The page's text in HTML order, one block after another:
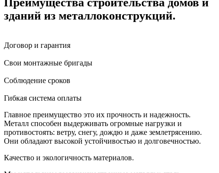
зданий из металлоконструкций.
Договор и гарантия
Свои монтажные бригады
Соблюдение сроков
Гибкая система оплаты
Главное преимущество это их прочность и надежность.
Металл способен выдерживать огромные нагрузки и
противостоять: ветру, снегу, дождю и даже землетрясению.
Они обладают высокой устойчивостью и долговечностью.
Качество и экологичность материалов.